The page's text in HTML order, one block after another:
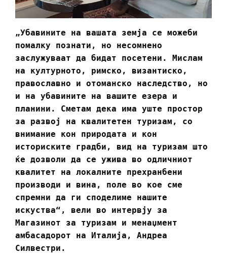
„Убавините на вашата земја се можеби
помалку познати, но несомнено
заслужуваат да бидат посетени. Мислам
на културното, римско, византиско,
православно и отоманско наследство, но
и на убавините на вашите езера и
планини. Сметам дека има уште простор
за развој на квалитетен туризам, со
внимание кон природата и кон
историските градби, вид на туризам што
ќе дозволи да се ужива во одличниот
квалитет на локалните прехранбени
производи и вина, поле во кое сме
спремни да ги споделиме нашите
искуства“, вели во интервју за
Магазинот за туризам и менаџмент
амбасадорот на Италија, Андреа
Силвестри.